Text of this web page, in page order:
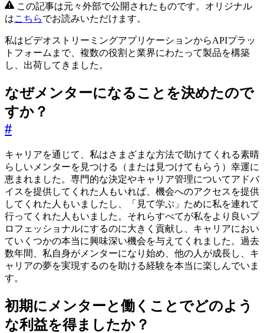
この記事は元々外部で公開されたものです。オリジナル
はこちらでお読みいただけます。
私はビデオストリーミングアプリケーションからAPIプラッ
トフォームまで、複数の役割と業界にわたって製品を構築
し、出荷してきました。
なぜメンターになることを決めたので
すか？
#
キャリアを通じて、私はさまざまな方法で助けてくれる素晴
らしいメンターを見つける（または見つけてもらう）幸運に
恵まれました。専門的な決定やキャリア管理についてアドバ
イスを提供してくれた人もいれば、機会へのアクセスを提供
してくれた人もいましたし、「見て学ぶ」ために私を連れて
行ってくれた人もいました。それらすべてが私をより良いプ
ロフェッショナルにするのに大きく貢献し、キャリアにおい
ていくつかの本当に興味深い機会を与えてくれました。過去
数年間、私自身がメンターになり始め、他の人が成長し、キ
ャリアの夢を実現するのを助ける経験を本当に楽しんでいま
す。
初期にメンターと働くことでどのよう
な利益を得ましたか？